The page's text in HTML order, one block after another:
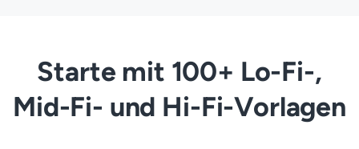
Starte mit 100+ Lo-Fi-,
Mid-Fi- und Hi-Fi-Vorlagen